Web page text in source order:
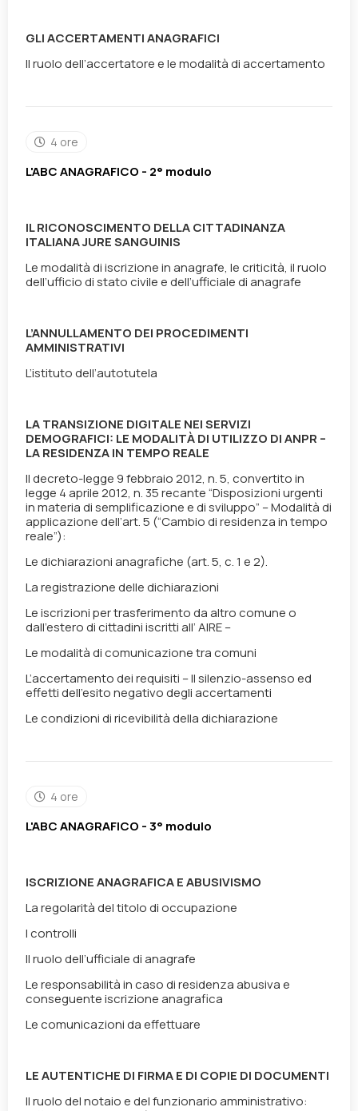
GLI ACCERTAMENTI ANAGRAFICI
Il ruolo dell’accertatore e le modalità di accertamento
4 ore
L'ABC ANAGRAFICO - 2° modulo
IL RICONOSCIMENTO DELLA CITTADINANZA
ITALIANA JURE SANGUINIS
Le modalità di iscrizione in anagrafe, le criticità, il ruolo
dell’ufficio di stato civile e dell’ufficiale di anagrafe
L’ANNULLAMENTO DEI PROCEDIMENTI
AMMINISTRATIVI
L’istituto dell’autotutela
LA TRANSIZIONE DIGITALE NEI SERVIZI
DEMOGRAFICI: LE MODALITÀ DI UTILIZZO DI ANPR –
LA RESIDENZA IN TEMPO REALE
Il decreto-legge 9 febbraio 2012, n. 5, convertito in
legge 4 aprile 2012, n. 35 recante “Disposizioni urgenti
in materia di semplificazione e di sviluppo” – Modalità di
applicazione dell’art. 5 (“Cambio di residenza in tempo
reale”):
Le dichiarazioni anagrafiche (art. 5, c. 1 e 2).
La registrazione delle dichiarazioni
Le iscrizioni per trasferimento da altro comune o
dall’estero di cittadini iscritti all’ AIRE –
Le modalità di comunicazione tra comuni
L’accertamento dei requisiti – Il silenzio-assenso ed
effetti dell’esito negativo degli accertamenti
Le condizioni di ricevibilità della dichiarazione
4 ore
L'ABC ANAGRAFICO - 3° modulo
ISCRIZIONE ANAGRAFICA E ABUSIVISMO
La regolarità del titolo di occupazione
I controlli
Il ruolo dell’ufficiale di anagrafe
Le responsabilità in caso di residenza abusiva e
conseguente iscrizione anagrafica
Le comunicazioni da effettuare
LE AUTENTICHE DI FIRMA E DI COPIE DI DOCUMENTI
Il ruolo del notaio e del funzionario amministrativo: